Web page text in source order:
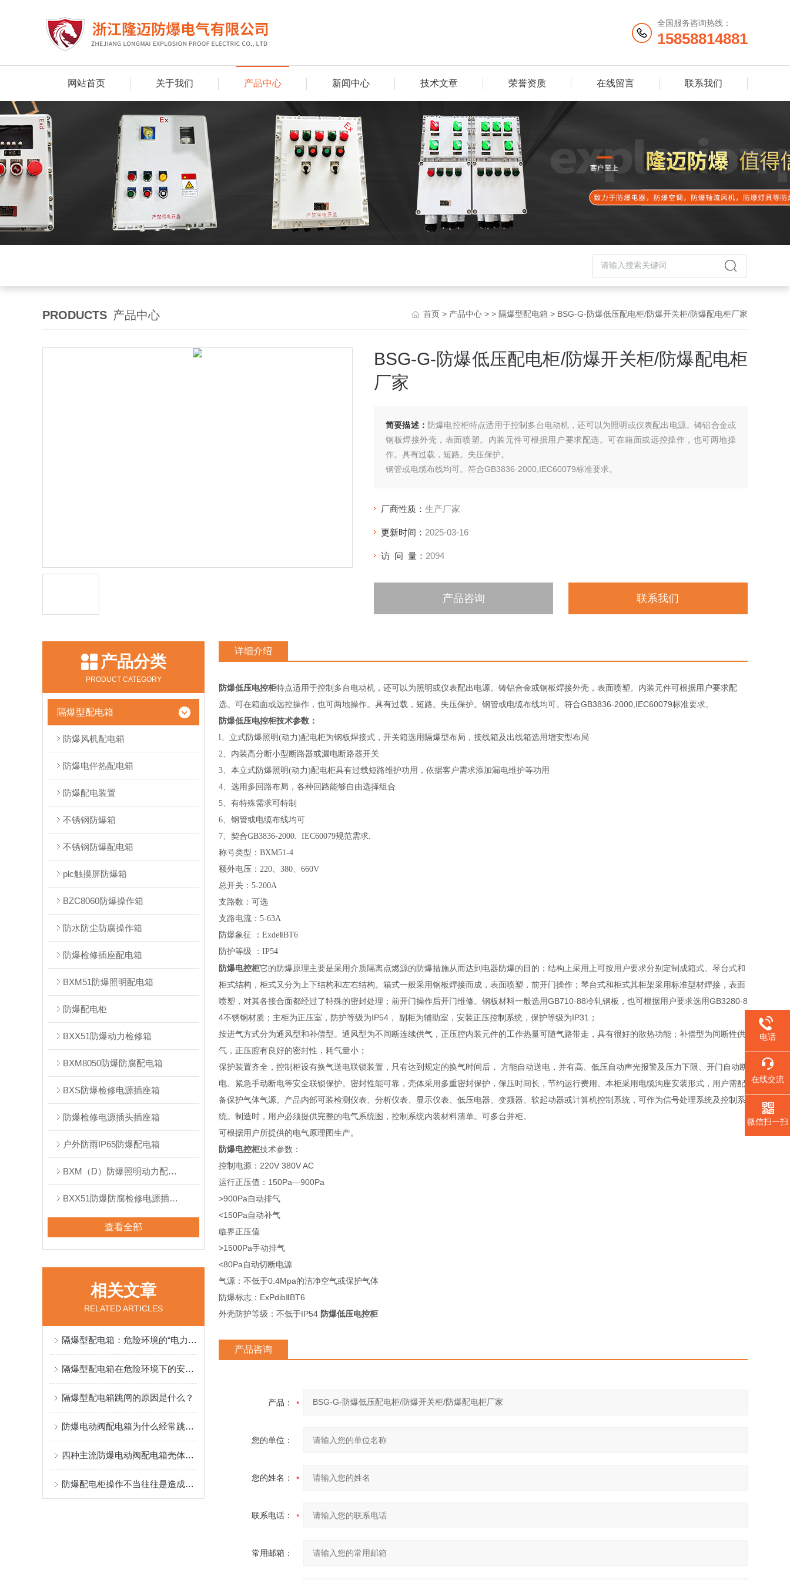
全国服务咨询热线：
15858814881
网站首页 关于我们 产品中心 新闻中心 技术文章 荣誉资质 在线留言 联系我们
PRODUCTS 产品中心 首页 > 产品中心 > > 隔爆型配电箱 > BSG-G-防爆低压配电柜/防爆开关柜/防爆配电柜厂家
BSG-G-防爆低压配电柜/防爆开关柜/防爆配电柜
厂家
简要描述： 防爆电控柜特点适用于控制多台电动机，还可以为照明或仪表配出电源。铸铝合金或
钢板焊接外壳，表面喷塑。内装元件可根据用户要求配选。可在箱面或远控操作，也可两地操
作。具有过载，短路。失压保护。
钢管或电缆布线均可。符合GB3836-2000,IEC60079标准要求。
厂商性质： 生产厂家
更新时间： 2025-03-16
访 问 量： 2094
产品咨询 联系我们
产品分类
PRODUCT CATEGORY
隔爆型配电箱
防爆风机配电箱
防爆电伴热配电箱
防爆配电装置
不锈钢防爆箱
不锈钢防爆配电箱
plc触摸屏防爆箱
BZC8060防爆操作箱
防水防尘防腐操作箱
防爆检修插座配电箱
BXM51防爆照明配电箱
防爆配电柜
BXX51防爆动力检修箱
BXM8050防爆防腐配电箱
BXS防爆检修电源插座箱
防爆检修电源插头插座箱
户外防雨IP65防爆配电箱
BXM（D）防爆照明动力配电箱
BXX51防爆防腐检修电源插座箱
查看全部
相关文章
RELATED ARTICLES
隔爆型配电箱：危险环境的“电力安全卫士”
隔爆型配电箱在危险环境下的安全守护
隔爆型配电箱跳闸的原因是什么？
防爆电动阀配电箱为什么经常跳闸呢?
四种主流防爆电动阀配电箱壳体材质的选择以及优点介绍
防爆配电柜操作不当往往是造成配电箱事故的主要原因
详细介绍
防爆低压电控柜特点适用于控制多台电动机，还可以为照明或仪表配出电源。铸铝合金或钢板焊接外壳，表面喷塑。内装元件可根据用户要求配
选。可在箱面或远控操作，也可两地操作。具有过载，短路。失压保护。钢管或电缆布线均可。符合GB3836-2000,IEC60079标准要求。
防爆低压电控柜技术参数：
l、立式防爆照明(动力)配电柜为钢板焊接式 ，开关箱选用隔爆型布局， 接线箱及出线箱选用增安型布局
2、内装高分断小型断路器或漏电断路器开关
3、 本立式防爆照明(动力)配电柜具有过载短路维护功用，依据客户需求添加漏电维护等功用
4、选用 多回路布局 ， 各种回路能够自由选择组合
5、有特殊需求可特制
6、钢管或电缆布线均可
7、契合GB3836-2000. IEC60079规范需求.
称号类型：BXM51-4
额外电压：220、380、660V
总开关 ：5-200A
支路数：可选
支路电流：5-63A
防爆象征 ：ExdeⅡBT6
防护等级 ： IP54
防爆电控柜它的防爆原理主要是采用介质隔离点燃源的防爆措施从而达到电器防爆的目的；结构上采用上可按用户要求分别定制成箱式、琴台式和
柜式结构，柜式又分为上下结构和左右结构。箱式一般采用钢板焊接而成，表面喷塑，前开门操作；琴台式和柜式其柜架采用标准型材焊接，表面
喷塑，对其各接合面都经过了特殊的密封处理；前开门操作后开门维修。钢板材料一般选用GB710-88冷轧钢板，也可根据用户要求选用GB3280-8
4不锈钢材质；主柜为正压室，防护等级为IP54， 副柜为辅助室，安装正压控制系统，保护等级为IP31；
按进气方式分为通风型和补偿型。通风型为不间断连续供气，正压腔内装元件的工作热量可随气路带走，具有很好的散热功能；补偿型为间断性供
气，正压腔有良好的密封性，耗气量小；
保护装置齐全，控制柜设有换气送电联锁装置，只有达到规定的换气时间后， 方能自动送电，并有高、低压自动声光报警及压力下限、开门自动断
电、紧急手动断电等安全联锁保护。密封性能可靠，壳体采用多重密封保护，保压时间长，节约运行费用。本柜采用电缆沟座安装形式，用户需配
备保护气体气源。产品内部可装检测仪表、分析仪表、显示仪表、低压电器、变频器、软起动器或计算机控制系统，可作为信号处理系统及控制系
统。制造时，用户必须提供完整的电气系统图，控制系统内装材料清单。可多台并柜。
可根据用户所提供的电气原理图生产。
防爆电控柜技术参数：
控制电源：220V 380V AC
运行正压值：150Pa—900Pa
>900Pa自动排气
<150Pa自动补气
临界正压值
>1500Pa手动排气
<80Pa自动切断电源
气源：不低于0.4Mpa的洁净空气或保护气体
防爆标志：ExPdibⅡBT6
外壳防护等级：不低于IP54 防爆低压电控柜
产品咨询
产品：
您的单位：
您的姓名：
联系电话：
常用邮箱：
电话
在线交流
微信扫一扫